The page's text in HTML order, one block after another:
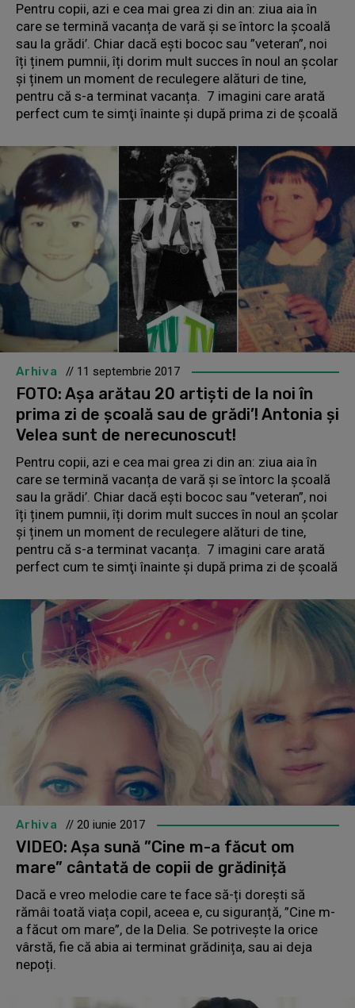
Pentru copii, azi e cea mai grea zi din an: ziua aia în
care se termină vacanța de vară și se întorc la școală
sau la grădi’. Chiar dacă ești bococ sau ”veteran”, noi
îți ținem pumnii, îți dorim mult succes în noul an școlar
și ținem un moment de reculegere alături de tine,
pentru că s-a terminat vacanța. 7 imagini care arată
perfect cum te simţi înainte şi după prima zi de şcoală
Arhiva // 11 septembrie 2017
FOTO: Așa arătau 20 artiști de la noi în
prima zi de școală sau de grădi’! Antonia și
Velea sunt de nerecunoscut!
Pentru copii, azi e cea mai grea zi din an: ziua aia în
care se termină vacanța de vară și se întorc la școală
sau la grădi’. Chiar dacă ești bococ sau ”veteran”, noi
îți ținem pumnii, îți dorim mult succes în noul an școlar
și ținem un moment de reculegere alături de tine,
pentru că s-a terminat vacanța. 7 imagini care arată
perfect cum te simţi înainte şi după prima zi de şcoală
Arhiva // 20 iunie 2017
VIDEO: Așa sună ”Cine m-a făcut om
mare” cântată de copii de grădiniță
Dacă e vreo melodie care te face să-ți dorești să
rămâi toată viața copil, aceea e, cu siguranță, ”Cine m-
a făcut om mare”, de la Delia. Se potrivește la orice
vârstă, fie că abia ai terminat grădinița, sau ai deja
nepoți.